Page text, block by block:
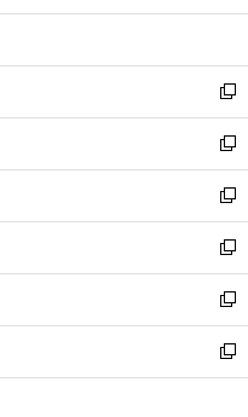
開
ウ
開
く
ン
ウ
で
開
く
ウ
ン
ド
ウ
で
開
く
新
し
い
ウ
ィ
ン
ド
ウ
で
開
く
新
し
い
ウ
ィ
ン
ド
ウ
で
開
新
し
い
ウ
ィ
ン
ド
ウ
新
し
い
ウ
ィ
ン
新
し
い
ウ
新
し